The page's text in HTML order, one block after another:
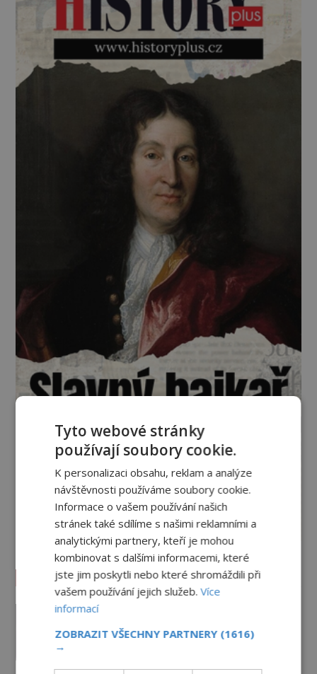
Vesmír a technologie
PREMIUM 27.7.2026 3.5TIS
Tyto webové stránky
používají soubory cookie.
K personalizaci obsahu, reklam a analýze
návštěvnosti používáme soubory cookie.
Informace o vašem používání našich
stránek také sdílíme s našimi reklamními a
analytickými partnery, kteří je mohou
kombinovat s dalšími informacemi, které
jste jim poskytli nebo které shromáždili při
vašem používání jejich služeb.Více
informací
ZOBRAZIT VŠECHNY PARTNERY (1616)
→